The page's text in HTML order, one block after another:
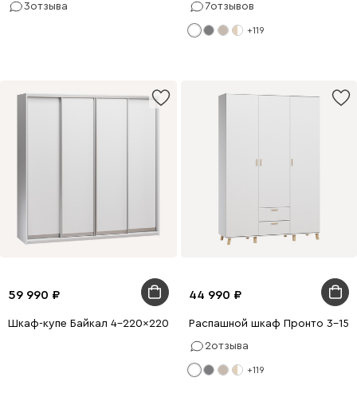
3отзыва
7отзывов
+119
59 990
Шкаф-купе Байкал 4-220x220 Белый
44 990
Распашной шкаф Пронто 3-
2отзыва
+119